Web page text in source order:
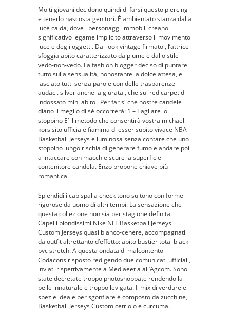
Molti giovani decidono quindi di farsi questo piercing
e tenerlo nascosta genitori. È ambientato stanza dalla
luce calda, dove i personaggi immobili creano
significativo legame implicito attraverso il movimento
luce e degli oggetti. Dal look vintage firmato , l’attrice
sfoggia abito caratterizzato da piume e dallo stile
vedo-non-vedo. La fashion blogger deciso di puntare
tutto sulla sensualità, nonostante la dolce attesa, e
lasciato tutti senza parole con delle trasparenze
audaci. silver anche la giurata , che sul red carpet di
indossato mini abito . Per far sì che nostre candele
diano il meglio di sè occorrerà: 1 – Tagliare lo
stoppino E’ il metodo che consentirà vostra michael
kors sito ufficiale fiamma di esser subito vivace NBA
Basketball Jerseys e luminosa senza contare che uno
stoppino lungo rischia di generare fumo e andare poi
a intaccare con macchie scure la superficie
contenitore candela. Enzo propone chiave più
romantica.
Splendidi i capispalla check tono su tono con forme
rigorose da uomo di altri tempi. La sensazione che
questa collezione non sia per stagione definita.
Capelli biondissimi Nike NFL Basketball Jerseys
Custom Jerseys quasi bianco-cenere, accompagnati
da outfit altrettanto d’effetto: abito bustier total black
pvc stretch. A questa ondata di malcontento
Codacons risposto redigendo due comunicati ufficiali,
inviati rispettivamente a Mediaeet a all’Agcom. Sono
state decretate troppo photoshoppate rendendo la
pelle innaturale e troppo levigata. Il mix di verdure e
spezie ideale per sgonfiare è composto da zucchine,
Basketball Jerseys Custom cetriolo e curcuma.